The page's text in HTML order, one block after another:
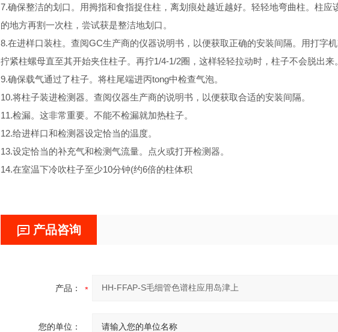
7.确保整洁的划口。用拇指和食指捉住柱，离划痕处越近越好。轻轻地弯曲柱。柱
的地方再割一次柱，尝试获是整洁地划口。
8.在进样口装柱。查阅GC生产商的仪器说明书，以便获取正确的安装间隔。用打字
拧紧柱螺母直至其开始夹住柱子。再拧1/4-1/2圈，这样轻轻拉动时，柱子不会脱出来。
9.确保载气通过了柱子。将柱尾端进丙tong中检查气泡。
10.将柱子装进检测器。查阅仪器生产商的说明书，以便获取合适的安装间隔。
11.检漏。这非常重要。不能不检漏就加热柱子。
12.给进样口和检测器设定恰当的温度。
13.设定恰当的补充气和检测气流量。点火或打开检测器。
14.在室温下冷吹柱子至少10分钟(约6倍的柱体积
产品咨询
产品：
您的单位：